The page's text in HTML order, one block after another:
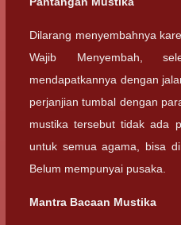
Dilarang menyembahnya
Wajib Menyembah,
mendapatkannya dengan
perjanjian tumbal dengan
mustika tersebut tidak ada
untuk semua agama, bisa
Belum mempunyai pusaka.
Mantra Bacaan Mustika